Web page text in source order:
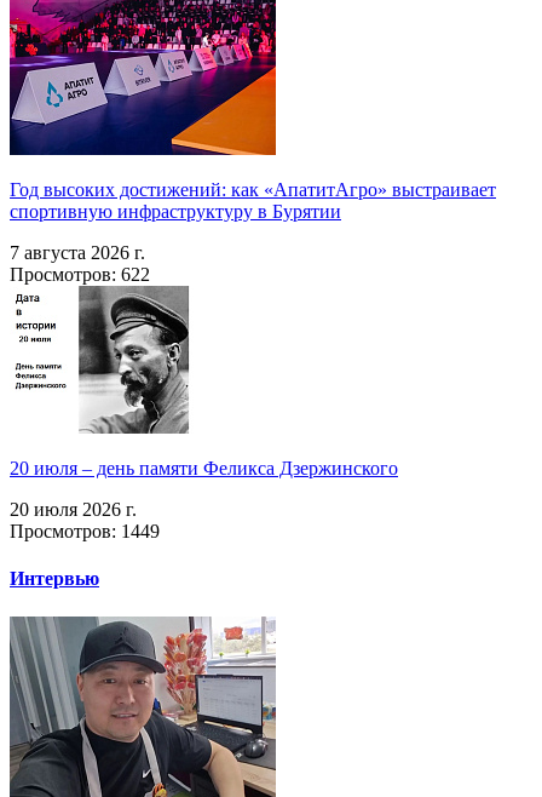
Год высоких достижений: как «АпатитАгро» выстраивает
спортивную инфраструктуру в Бурятии
7 августа 2026 г.
Просмотров: 622
20 июля – день памяти Феликса Дзержинского
20 июля 2026 г.
Просмотров: 1449
Интервью